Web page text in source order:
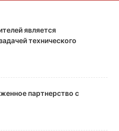
является
технического
партнерство с